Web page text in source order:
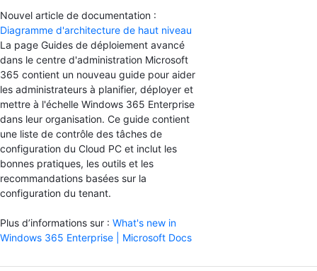
Nouvel article de documentation :
Diagramme d'architecture de haut niveau
La page Guides de déploiement avancé
dans le centre d'administration Microsoft
365 contient un nouveau guide pour aider
les administrateurs à planifier, déployer et
mettre à l'échelle Windows 365 Enterprise
dans leur organisation. Ce guide contient
une liste de contrôle des tâches de
configuration du Cloud PC et inclut les
bonnes pratiques, les outils et les
recommandations basées sur la
configuration du tenant.
Plus d’informations sur : What's new in
Windows 365 Enterprise | Microsoft Docs